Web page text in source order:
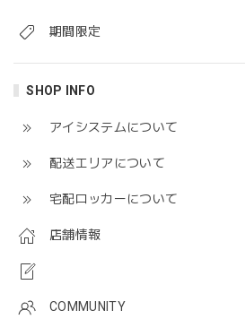
期間限定
SHOP INFO
アイシステムについて
配送エリアについて
宅配ロッカーについて
店舗情報
COMMUNITY